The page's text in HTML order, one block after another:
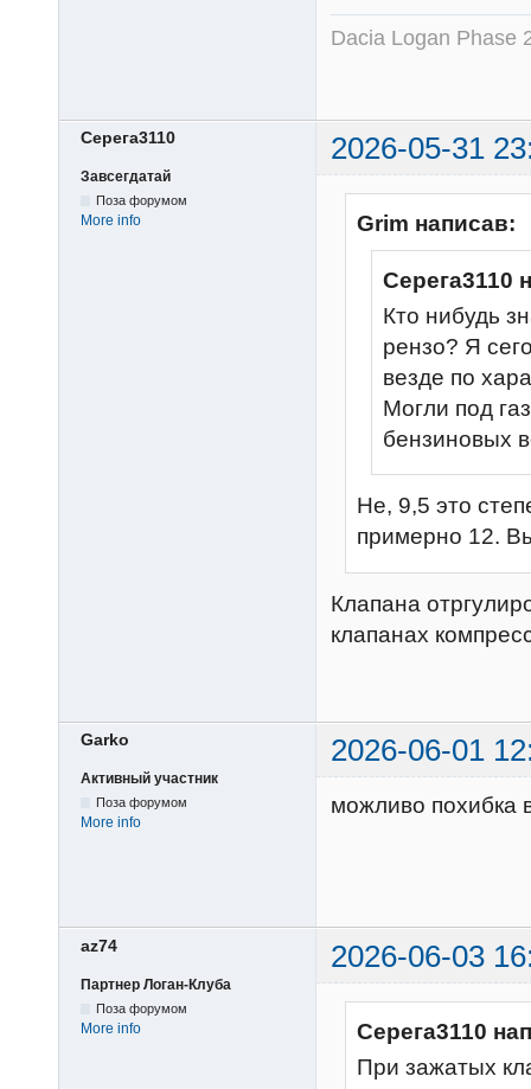
Dacia Logan Phase
Серега3110 2026-05-31
Завсегдатай
Поза форумом
More info Grim написав:
Серега3110
Кто нибудь
рензо? Я
везде по
Могли под
бензиновых
Не, 9,5 это
примерно 12.
Клапана
клапанах
Garko 2026-06-01
Активный участник
Поза форумом
More info
можливо похибка
az74 2026-06-03
Партнер Логан-Клуба
Поза форумом
More info
Серега3110
При зажатых